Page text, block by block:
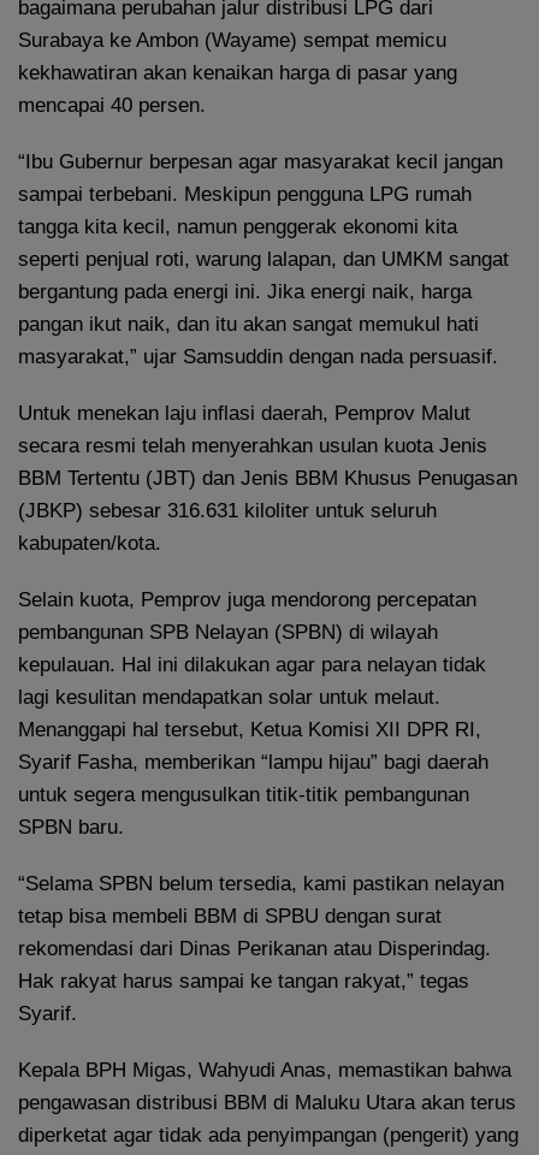
bagaimana perubahan jalur distribusi LPG dari
Surabaya ke Ambon (Wayame) sempat memicu
kekhawatiran akan kenaikan harga di pasar yang
mencapai 40 persen.
“Ibu Gubernur berpesan agar masyarakat kecil jangan
sampai terbebani. Meskipun pengguna LPG rumah
tangga kita kecil, namun penggerak ekonomi kita
seperti penjual roti, warung lalapan, dan UMKM sangat
bergantung pada energi ini. Jika energi naik, harga
pangan ikut naik, dan itu akan sangat memukul hati
masyarakat,” ujar Samsuddin dengan nada persuasif.
Untuk menekan laju inflasi daerah, Pemprov Malut
secara resmi telah menyerahkan usulan kuota Jenis
BBM Tertentu (JBT) dan Jenis BBM Khusus Penugasan
(JBKP) sebesar 316.631 kiloliter untuk seluruh
kabupaten/kota.
Selain kuota, Pemprov juga mendorong percepatan
pembangunan SPB Nelayan (SPBN) di wilayah
kepulauan. Hal ini dilakukan agar para nelayan tidak
lagi kesulitan mendapatkan solar untuk melaut.
Menanggapi hal tersebut, Ketua Komisi XII DPR RI,
Syarif Fasha, memberikan “lampu hijau” bagi daerah
untuk segera mengusulkan titik-titik pembangunan
SPBN baru.
“Selama SPBN belum tersedia, kami pastikan nelayan
tetap bisa membeli BBM di SPBU dengan surat
rekomendasi dari Dinas Perikanan atau Disperindag.
Hak rakyat harus sampai ke tangan rakyat,” tegas
Syarif.
Kepala BPH Migas, Wahyudi Anas, memastikan bahwa
pengawasan distribusi BBM di Maluku Utara akan terus
diperketat agar tidak ada penyimpangan (pengerit) yang